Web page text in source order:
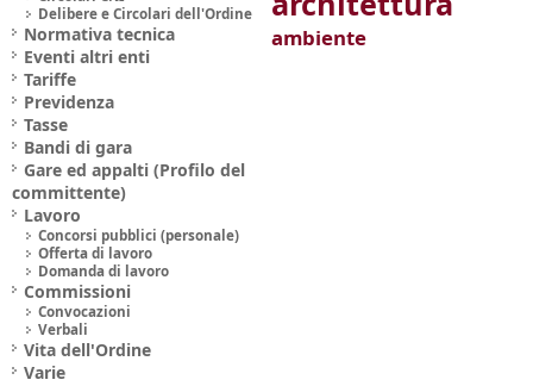
Delibere e Circolari dell'Ordine
Normativa tecnica
Eventi altri enti
Tariffe
Previdenza
Tasse
Bandi di gara
Gare ed appalti (Profilo del
committente)
Lavoro
Concorsi pubblici (personale)
Offerta di lavoro
Domanda di lavoro
Commissioni
Convocazioni
Verbali
Vita dell'Ordine
Varie
ambiente